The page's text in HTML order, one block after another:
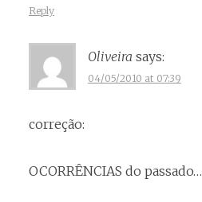
Reply
Oliveira says:
04/05/2010 at 07:39
correção:
OCORRÊNCIAS do passado…